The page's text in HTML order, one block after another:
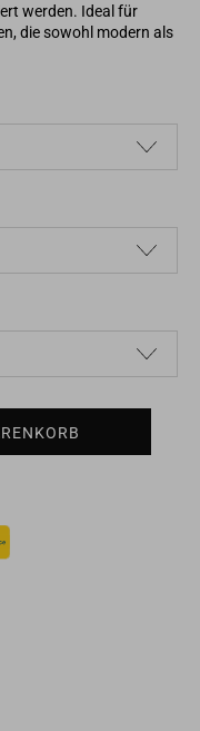
werden. Ideal für
die sowohl modern als